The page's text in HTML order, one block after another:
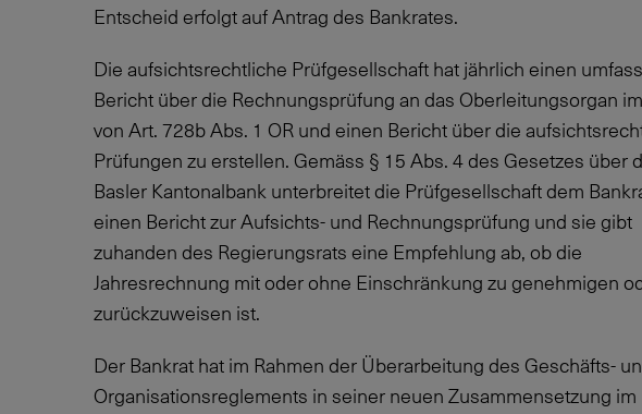
Entscheid erfolgt auf Antrag des Bankrates.
Die aufsichtsrechtliche Prüfgesellschaft hat jährlich einen
Bericht über die Rechnungsprüfung an das Oberleitungsorgan
von Art. 728b Abs. 1 OR und einen Bericht über die
Prüfungen zu erstellen. Gemäss § 15 Abs. 4 des Gesetzes über
Basler Kantonalbank unterbreitet die Prüfgesellschaft dem
einen Bericht zur Aufsichts- und Rechnungsprüfung und sie gibt
zuhanden des Regierungsrats eine Empfehlung ab, ob die
Jahresrechnung mit oder ohne Einschränkung zu genehmigen
zurückzuweisen ist.
Der Bankrat hat im Rahmen der Überarbeitung des Geschäfts-
Organisationsreglements in seiner neuen Zusammensetzung im